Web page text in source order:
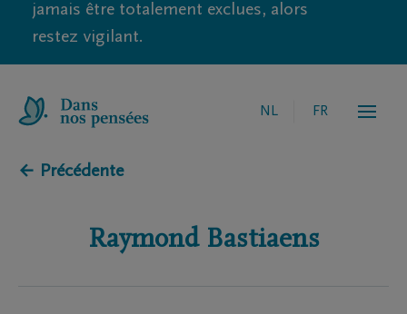
jamais être totalement exclues, alors
restez vigilant.
NL FR
← Précédente
Raymond Bastiaens